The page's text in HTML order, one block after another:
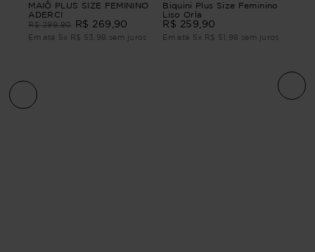
MAIÔ PLUS SIZE FEMININO
ADERCI
R$ 299,90 R$ 269 90
Em até 5x R$ 53 98 sem juros
Biquini Plus Size Feminino
Liso Orla
R$ 259 90
Em até 5x R$ 51 98 sem juros